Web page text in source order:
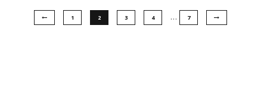
1 2 3 4 … 7